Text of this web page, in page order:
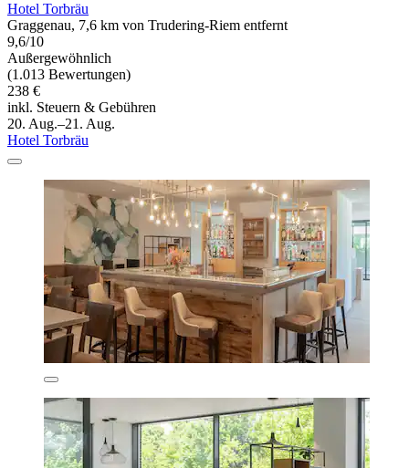
Hotel Torbräu
Graggenau, 7,6 km von Trudering-Riem entfernt
9,6/10
Außergewöhnlich
(1.013 Bewertungen)
238 €
inkl. Steuern & Gebühren
20. Aug.–21. Aug.
Hotel Torbräu